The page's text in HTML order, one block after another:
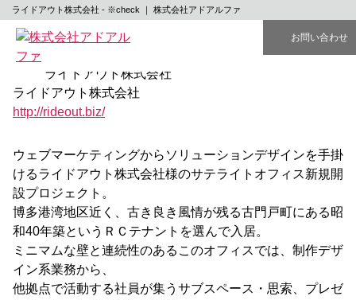
ライドアウト株式会社 - ※check ｜ 株式会社アドアルファ
お問い合わせ
汽笛の聞こえるオフィス
HOME
ライドアウト株式会社
ライドアウト株式会社
http://rideout.biz/
ウェブマーケティングからソリューションデザインを手掛
けるライドアウト株式会社様のサテライトオフィス新規開
設プロジェクト。
博多港湾地区近く、古き良き風情が残る古門戸町にある昭
和40年築というＲＣテナントを選んで入居。
ミニマムな壁と連続性のあるこのオフィスでは、制作デザ
イン系業務から、
他拠点で活動する社員が集うサブスペース・思索、プレゼ